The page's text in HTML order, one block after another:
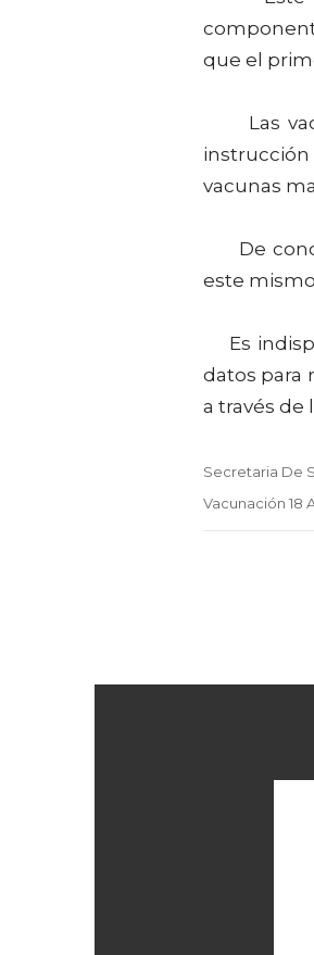
que el
Las
vacunas
De
este
Es
datos para
a través de
Secretaria De
Vacunación 18